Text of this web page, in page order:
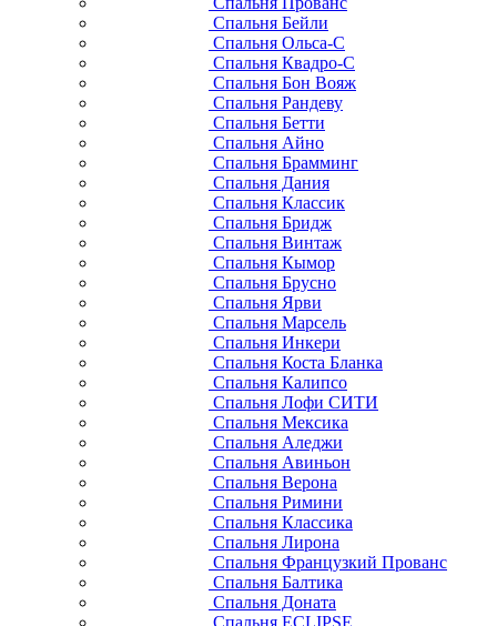
Спальня Бейли
Спальня Ольса-С
Спальня Квадро-С
Спальня Бон Вояж
Спальня Рандеву
Спальня Бетти
Спальня Айно
Спальня Брамминг
Спальня Дания
Спальня Классик
Спальня Бридж
Спальня Винтаж
Спальня Кымор
Спальня Брусно
Спальня Ярви
Спальня Марсель
Спальня Инкери
Спальня Коста Бланка
Спальня Калипсо
Спальня Лофи СИТИ
Спальня Мексика
Спальня Аледжи
Спальня Авиньон
Спальня Верона
Спальня Римини
Спальня Классика
Спальня Лирона
Спальня Французкий Прованс
Спальня Балтика
Спальня Доната
Спальня ECLIPSE